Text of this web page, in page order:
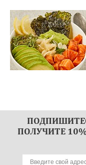
ПОЛУЧИТЕ